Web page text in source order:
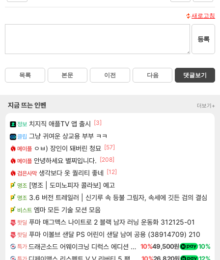
새로고침
등록
목록 본문 이전 다음 댓글보기
지금 뜨는 인벤 더보기+
정보 치지직 애플TV 앱 출시 [3]
클립 그냥 귀여운 상교용 부부 ㅋㅋ
메이플 ㅇㅂ) 장인이 돼버린 청묘 [57]
메이플 안녕하세요 별찌입니다. [208]
검은사막 생각보다 옷 퀄리티 좋네 [12]
명조 [명조 | 도미노피자 콜라보] 예고
명조 3.6 버전 트레일러 | 신기루 속 등불 그림자, 속세에 깃든 검의 결심
비스트 엠마 모든 기술 모션 모음
핫딜 푸마 매그맥스 나이트로 2 블랙 남자 러닝 운동화 312125-01
핫딜 푸마 이볼브 샌달 PS 어린이 샌달 남여 공용 (38914709) 210
특가 드래곤소드 어웨이크닝 디럭스 에디션 DragonSword Awakening Deluxe Edition 10%49,500원 10%